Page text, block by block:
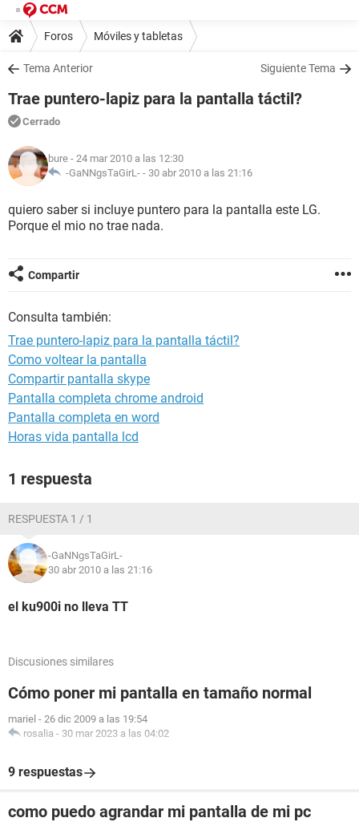
Foros Móviles y tabletas
Tema Anterior Siguiente Tema
Trae puntero-lapiz para la pantalla táctil?
Cerrado
bure - 24 mar 2010 a las 12:30
-GaNNgsTaGirL- - 30 abr 2010 a las 21:16
quiero saber si incluye puntero para la pantalla este LG.
Porque el mio no trae nada.
Compartir
Consulta también:
Trae puntero-lapiz para la pantalla táctil?
Como voltear la pantalla
Compartir pantalla skype
Pantalla completa chrome android
Pantalla completa en word
Horas vida pantalla lcd
1 respuesta
RESPUESTA 1 / 1
-GaNNgsTaGirL-
30 abr 2010 a las 21:16
el ku900i no lleva TT
Discusiones similares
Cómo poner mi pantalla en tamaño normal
mariel - 26 dic 2009 a las 19:54
rosalia - 30 mar 2023 a las 04:02
9 respuestas
como puedo agrandar mi pantalla de mi pc